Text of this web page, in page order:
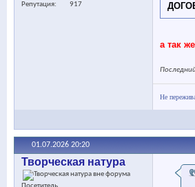
Репутация
917
а так
Не
01.07.2026 20:20
Творческая натура